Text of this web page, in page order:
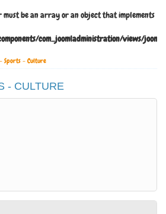
must be an array or an object that implements
com_joomladministration/views/
Sports - Culture
- CULTURE